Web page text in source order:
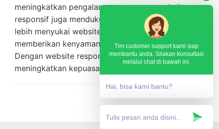
Tim customer support kami siap
membantu anda. Silakan konsultasi
melalui chat di bawah ini.
Hai, bisa kami bantu?
meningkatkan pengalaman pengguna, website
responsif juga mendukung optimasi SEO. Google
lebih menyukai website mobile friendly karena
memberikan kenyamanan bagi pengunjung.
Dengan website responsif, bisnis dapat
meningkatkan kepuasan …